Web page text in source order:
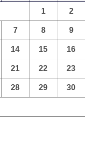
1 2
7 8 9
14 15 16
21 22 23
28 29 30